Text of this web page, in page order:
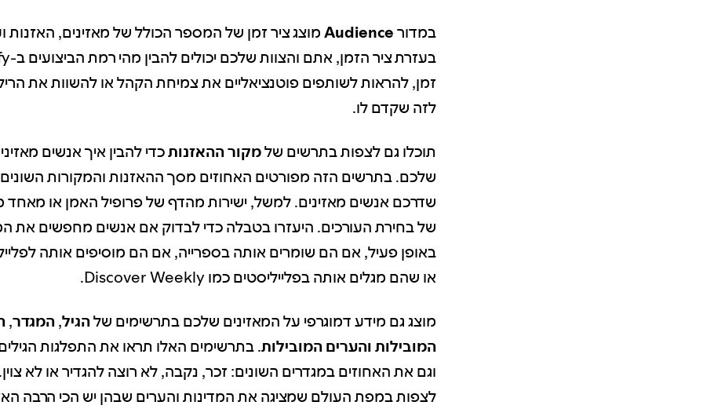
במדורAudienceמוצג ציר זמן של המספר הכולל של מאזינים, האזנות
זמן, להראות לשותפים פוטנציאליים את צמיחת הקהל או להשוות את
לזה שקדם לו.
תוכלו גם לצפות בתרשים שלמקור ההאזנותכדי להבין איך אנשים
שדרכם אנשים מאזינים. למשל, ישירות מהדף של פרופיל האמן או מאחד
של בחירת העורכים. היעזרו בטבלה כדי לבדוק אם אנשים מחפשים את
באופן פעיל, אם הם שומרים אותה בספרייה, אם הם מוסיפים אותה
או שהם מגלים אותה בפלייליסטים כמו Discover Weekly.
מוצג גם מידע דמוגרפי על המאזינים שלכם בתרשימים שלהגיל,המגדר,
המובילותוהערים המובילות. בתרשימים האלו תראו את התפלגות
וגם את האחוזים במגדרים השונים: זכר, נקבה, לא רוצה להגדיר או לא
לצפות במפת העולם שמציגה את המדינות והערים שבהן יש הכי הרבה